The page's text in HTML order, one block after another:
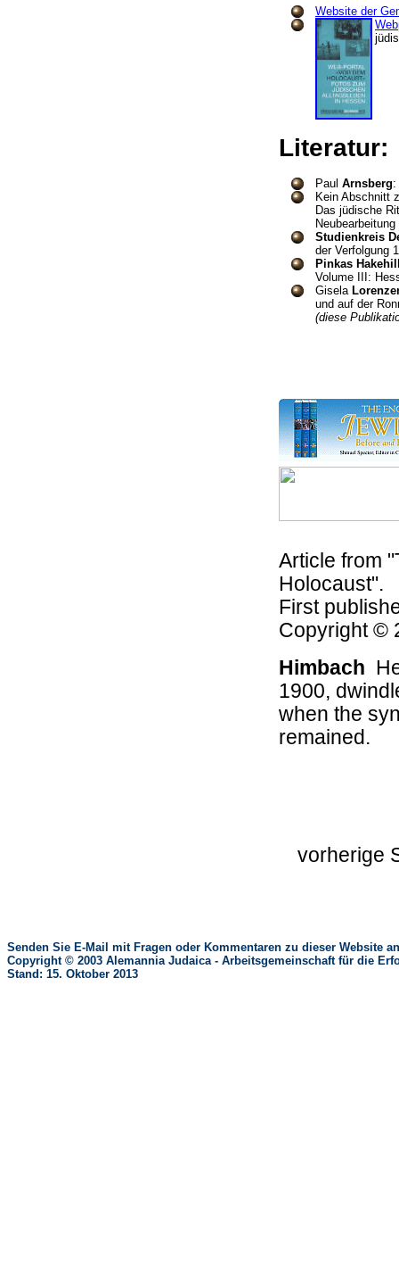
Website der
Paul Arnsberg:
Kein Abschnitt
Das jüdische
Studienkreis
der Verfolgung
Pinkas
Volume III:
Gisela
und auf der
(diese
Article from
Holocaust".
First
Copyright ©
Himbach
1900,
when the
remained.
vorherige
Senden Sie E-Mail mit Fragen oder Kommentaren zu dieser Website
Copyright © 2003 Alemannia Judaica - Arbeitsgemeinschaft für die
Stand: 15. Oktober 2013